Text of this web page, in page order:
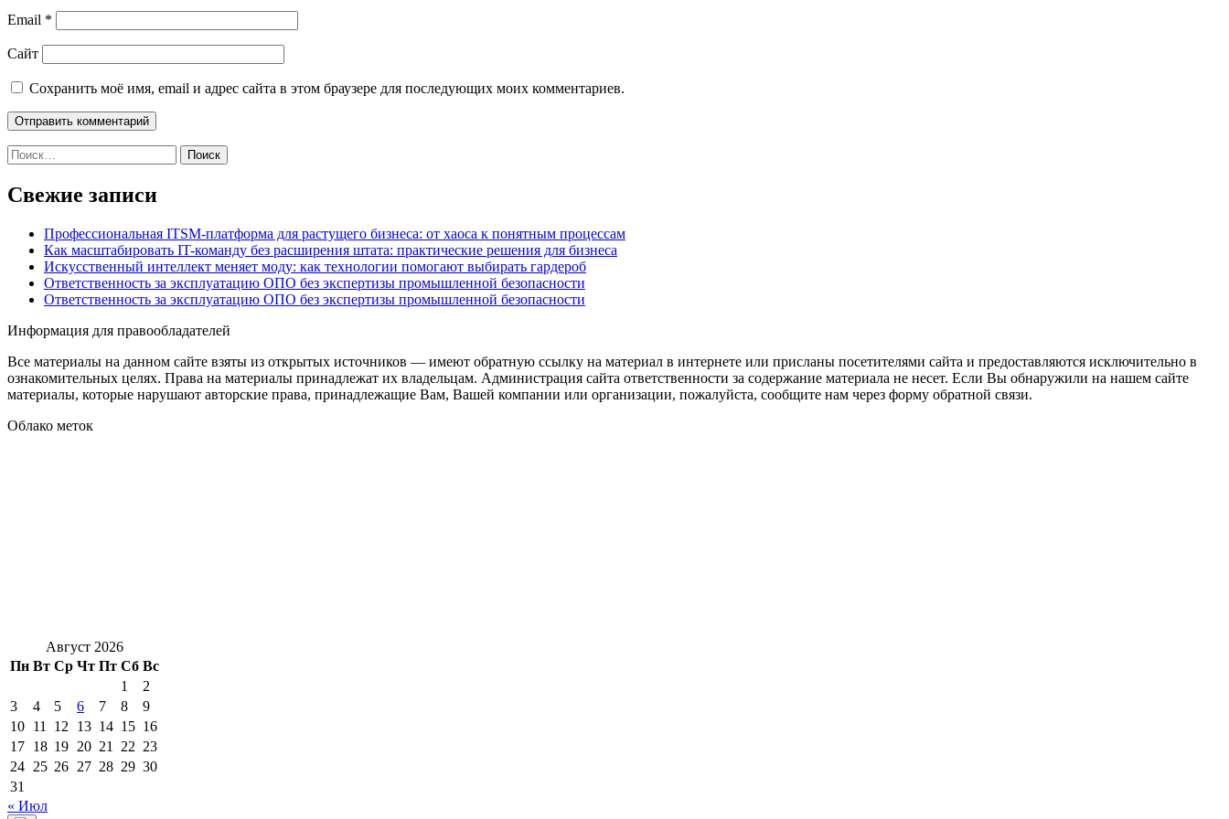
Email *
Сайт
Сохранить моё имя, email и адрес сайта в этом браузере для последующих моих комментариев.
Найти:
Свежие записи
Профессиональная ITSM-платформа для растущего бизнеса: от хаоса к понятным процессам
Как масштабировать IT-команду без расширения штата: практические решения для бизнеса
Искусственный интеллект меняет моду: как технологии помогают выбирать гардероб
Ответственность за эксплуатацию ОПО без экспертизы промышленной безопасности
Ответственность за эксплуатацию ОПО без экспертизы промышленной безопасности
Информация для правообладателей
Все материалы на данном сайте взяты из открытых источников — имеют обратную ссылку на материал в интернете или присланы посетителями сайта и предоставляются исключительно в
ознакомительных целях. Права на материалы принадлежат их владельцам. Администрация сайта ответственности за содержание материала не несет. Если Вы обнаружили на нашем сайте
материалы, которые нарушают авторские права, принадлежащие Вам, Вашей компании или организации, пожалуйста, сообщите нам через форму обратной связи.
Облако меток
Август 2026
Пн Вт Ср Чт Пт Сб Вс
1
2
3
4 5 6 7 8
9
10 11 12 13 14 15 16
17 18 19 20 21 22 23
24 25 26 27 28 29 30
31
« Июл